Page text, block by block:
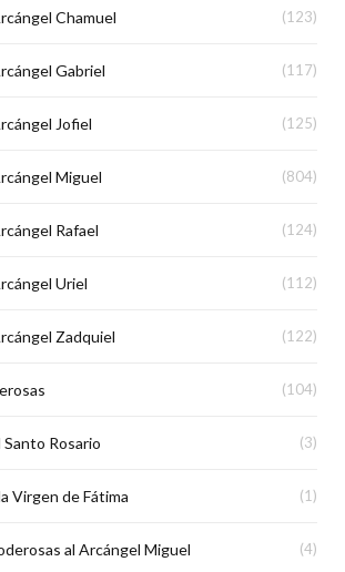
Chamuel (123)
Gabriel (117)
Jofiel (125)
Miguel (804)
Rafael (124)
Uriel (112)
Zadquiel (122)
(104)
Rosario (3)
Virgen de Fátima (1)
al Arcángel Miguel (4)